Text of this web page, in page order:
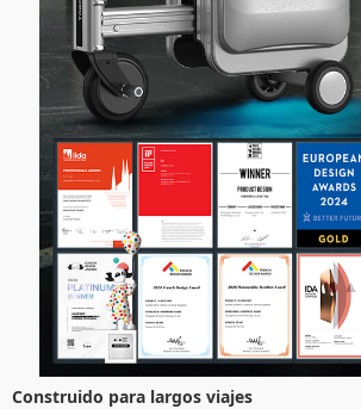
Construido para largos viajes